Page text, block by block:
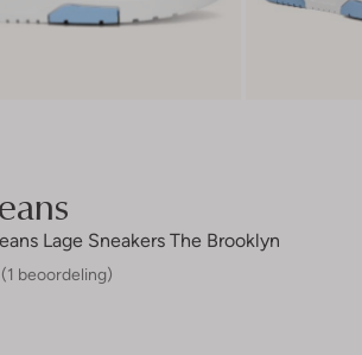
Lage Sneakers The Brooklyn
(1 beoordeling)